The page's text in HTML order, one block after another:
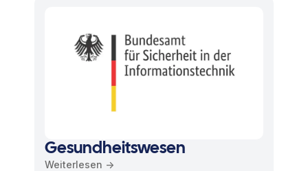
Gesundheitswesen
Weiterlesen ->